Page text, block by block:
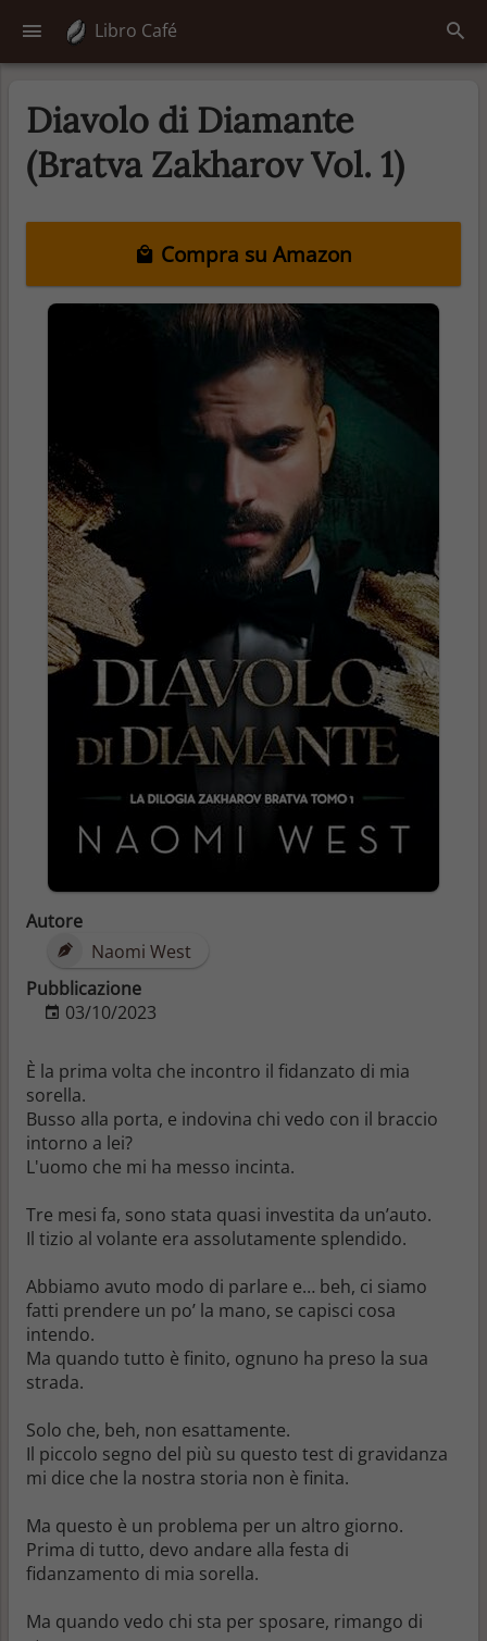
Libro Café
Diavolo di Diamante
(Bratva Zakharov Vol. 1)
Compra su Amazon
Autore
Naomi West
Pubblicazione
03/10/2023
È la prima volta che incontro il fidanzato di mia
sorella.
Busso alla porta, e indovina chi vedo con il braccio
intorno a lei?
L'uomo che mi ha messo incinta.
Tre mesi fa, sono stata quasi investita da un’auto.
Il tizio al volante era assolutamente splendido.
Abbiamo avuto modo di parlare e… beh, ci siamo
fatti prendere un po’ la mano, se capisci cosa
intendo.
Ma quando tutto è finito, ognuno ha preso la sua
strada.
Solo che, beh, non esattamente.
Il piccolo segno del più su questo test di gravidanza
mi dice che la nostra storia non è finita.
Ma questo è un problema per un altro giorno.
Prima di tutto, devo andare alla festa di
fidanzamento di mia sorella.
Ma quando vedo chi sta per sposare, rimango di